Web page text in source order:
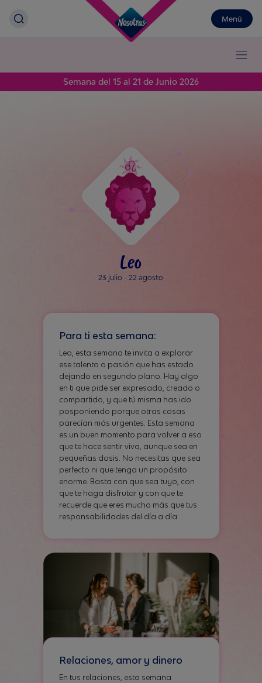
Menú
Semana del 15 al 21 de Junio 2026
Leo
23 julio - 22 agosto
Para ti esta semana:
Leo, esta semana te invita a explorar
ese talento o pasión que has estado
dejando en segundo plano. Hay algo
en ti que pide ser expresado, creado o
compartido, y que tú misma has ido
posponiendo porque otras cosas
parecían más urgentes. Esta semana
es un buen momento para volver a eso
que te hace sentir viva, aunque sea en
pequeñas dosis. No necesitas que sea
perfecto ni que tenga un propósito
enorme. Basta con que sea tuyo, con
que te haga disfrutar y con que te
recuerde que eres mucho más que tus
responsabilidades del día a día.
Relaciones, amor y dinero
En tus relaciones, esta semana